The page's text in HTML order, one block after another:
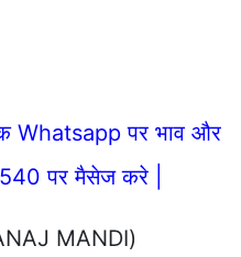
Whatsapp पर भाव और
पर मैसेज करे |
MANDI)